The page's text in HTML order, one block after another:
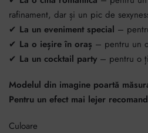
rafinament, dar și un pic de
✔ La un eveniment special –
✔ La o ieșire în oraș – pentru un
✔ La un cocktail party – pentru o
Modelul din imagine poartă
Pentru un efect mai lejer
Culoare